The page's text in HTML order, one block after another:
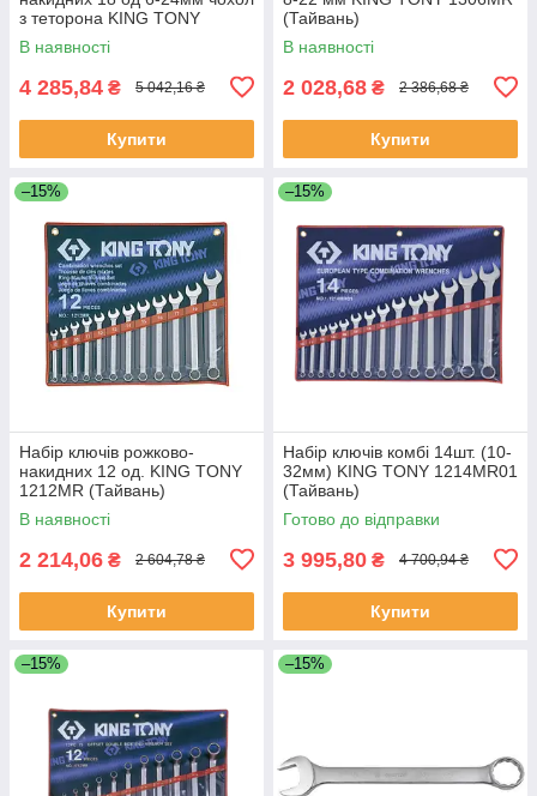
з теторона KING TONY
1218MRN (Тайвань)
В наявності
4 285,84 ₴ 5 042,16 ₴
Купити
(Тайвань)
В наявності
2 028,68 ₴ 2 386,68 ₴
Купити
–15%
Набір ключів рожково-
накидних 12 од. KING TONY
1212MR (Тайвань)
В наявності
2 214,06 ₴ 2 604,78 ₴
Купити
–15%
Набір ключів комбі 14шт. (10-
32мм) KING TONY 1214MR01
(Тайвань)
Готово до відправки
3 995,80 ₴ 4 700,94 ₴
Купити
–15% –15%